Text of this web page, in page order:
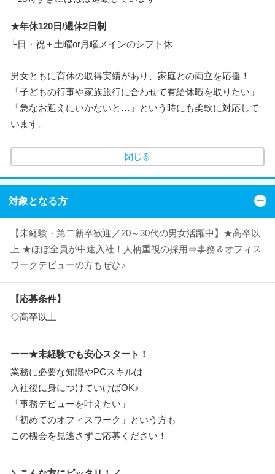
★年休120日/週休2日制
└日・祝＋土曜or月曜メインのシフト休
男女ともに育休の取得実績があり、家庭との両立を応援！
「子どもの行事や家族旅行に合わせて有給休暇を取りたい」
「急なお迎えにいかないと…」という時にも柔軟に対応して
います。
閉じる
対象となる方
【未経験・第二新卒歓迎／20～30代の男女活躍中】★高卒以
上 ★ほぼ全員が中途入社！人柄重視の採用⇒事務＆オフィス
ワークデビューの方もぜひ♪
【応募条件】
◇高卒以上
ーー★未経験でも安心スタート！
業務に必要な知識やPCスキルは
入社後に身につけていけばOK♪
「事務デビューを叶えたい」
「初めてのオフィスワーク」という方も
この機会を見逃さずご応募ください！